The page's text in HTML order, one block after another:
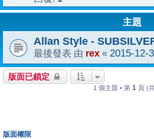
主題
Allan Style -
最後發表 由 rex « 2015-12-
版面已鎖定
1 個主題 • 第 1 頁 (
版面權限